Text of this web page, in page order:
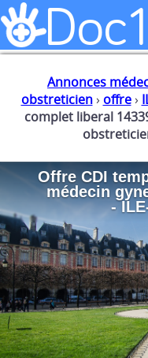
Annonces
obstreticien › offre ›
complet liberal
Offre CDI
médecin
-